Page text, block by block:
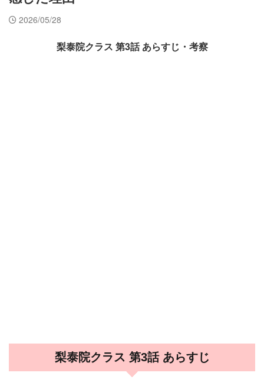
2026/05/28
梨泰院クラス 第3話 あらすじ・考察
梨泰院クラス 第3話 あらすじ